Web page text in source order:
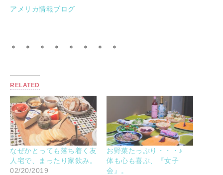
アメリカ情報ブログ
＊ ＊ ＊ ＊ ＊ ＊ ＊ ＊
RELATED
なぜかとっても落ち着く友
人宅で、まったり家飲み。
02/20/2019
お野菜たっぷり・・・♪
体も心も喜ぶ、『女子
会』。